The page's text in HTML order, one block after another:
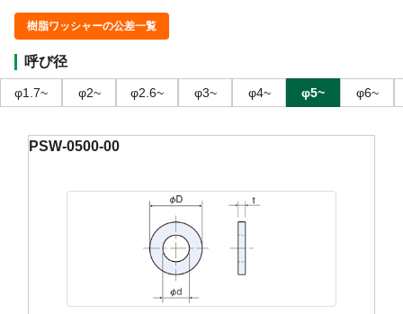
樹脂ワッシャーの公差一覧
呼び径
φ1.7~ φ2~ φ2.6~ φ3~ φ4~ φ5~ φ6~
PSW-0500-00